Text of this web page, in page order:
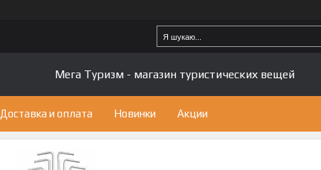
Мега Туризм - магазин туристических вещей
Доставка и оплата Новинки Акции